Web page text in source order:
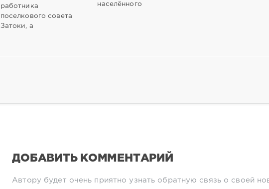
работника
поселкового совета
Затоки, а
населённого
ДОБАВИТЬ КОММЕНТАРИЙ
Автору будет очень приятно узнать обратную связь о своей